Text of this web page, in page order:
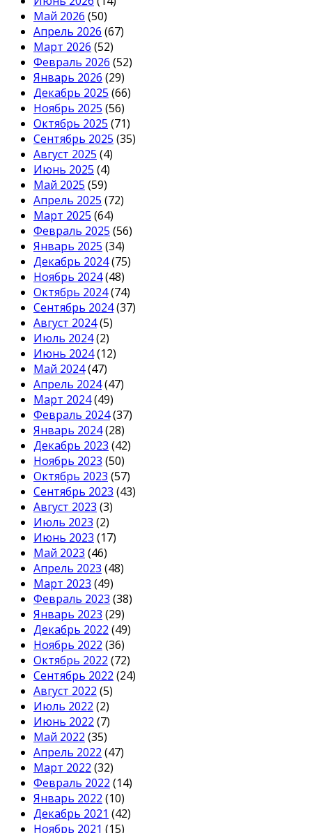
Май 2026 (50)
Апрель 2026 (67)
Март 2026 (52)
Февраль 2026 (52)
Январь 2026 (29)
Декабрь 2025 (66)
Ноябрь 2025 (56)
Октябрь 2025 (71)
Сентябрь 2025 (35)
Август 2025 (4)
Июнь 2025 (4)
Май 2025 (59)
Апрель 2025 (72)
Март 2025 (64)
Февраль 2025 (56)
Январь 2025 (34)
Декабрь 2024(75)
Ноябрь 2024(48)
Октябрь 2024(74)
Сентябрь 2024(37)
Август 2024(5)
Июль 2024(2)
Июнь 2024(12)
Май 2024(47)
Апрель 2024(47)
Март 2024(49)
Февраль 2024(37)
Январь 2024(28)
Декабрь 2023 (42)
Ноябрь 2023 (50)
Октябрь 2023 (57)
Сентябрь 2023 (43)
Август 2023 (3)
Июль 2023 (2)
Июнь 2023 (17)
Май 2023 (46)
Апрель 2023 (48)
Март 2023 (49)
Февраль 2023 (38)
Январь 2023 (29)
Декабрь 2022 (49)
Ноябрь 2022 (36)
Октябрь 2022 (72)
Сентябрь 2022 (24)
Август 2022 (5)
Июль 2022 (2)
Июнь 2022 (7)
Май 2022 (35)
Апрель 2022 (47)
Март 2022 (32)
Февраль 2022 (14)
Январь 2022 (10)
Декабрь 2021 (42)
Ноябрь 2021 (15)